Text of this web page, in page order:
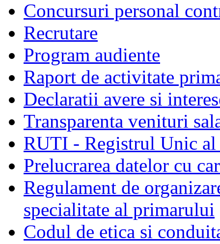
Concursuri personal
Recrutare
Program audiente
Raport de activitate
Declaratii avere si
Transparenta venituri
RUTI - Registrul Unic al
Prelucrarea datelor cu
Regulament de
specialitate al primarului
Codul de etica si